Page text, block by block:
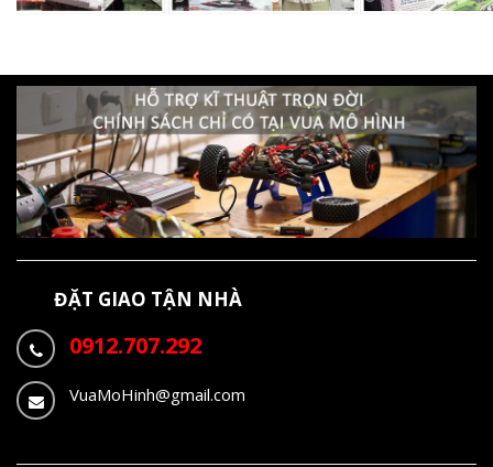
ĐẶT GIAO TẬN NHÀ
0912.707.292
VuaMoHinh@gmail.com